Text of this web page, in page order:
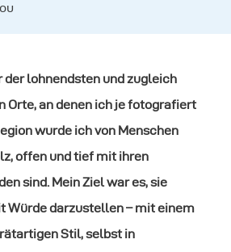
der lohnendsten und zugleich
Orte, an denen ich je fotografiert
wurde ich von Menschen
offen und tief mit ihren
sind. Mein Ziel war es, sie
Würde darzustellen – mit einem
Stil, selbst in